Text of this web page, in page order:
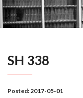
SH 338
Posted:2017-05-01